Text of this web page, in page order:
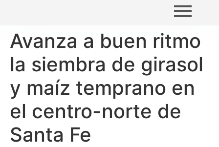
Avanza a buen ritmo
la siembra de girasol
y maíz temprano en
el centro-norte de
Santa Fe